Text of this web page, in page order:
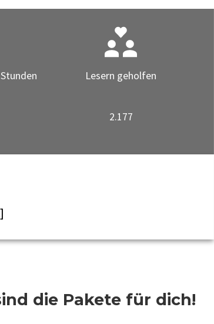
Lesern geholfen
2.177
die Pakete für dich!